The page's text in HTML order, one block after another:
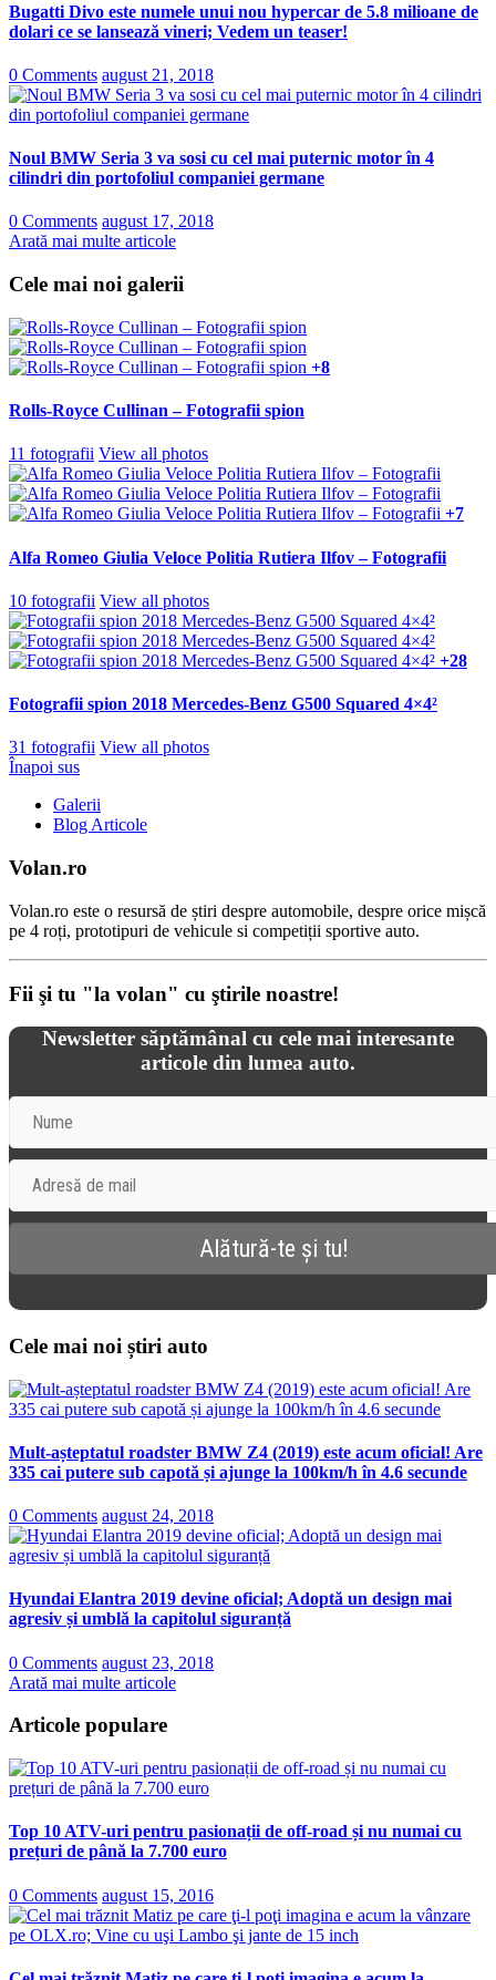
Bugatti Divo este numele unui nou hypercar de 5.8 milioane de
dolari ce se lansează vineri; Vedem un teaser!
0 Comments august 21, 2018
Noul BMW Seria 3 va sosi cu cel mai puternic motor în 4
cilindri din portofoliul companiei germane
0 Comments august 17, 2018
Arată mai multe articole
Cele mai noi galerii
+8
Rolls-Royce Cullinan – Fotografii spion
11 fotografii View all photos
+7
Alfa Romeo Giulia Veloce Politia Rutiera Ilfov – Fotografii
10 fotografii View all photos
+28
Fotografii spion 2018 Mercedes-Benz G500 Squared 4×4²
31 fotografii View all photos
Înapoi sus
Galerii
Blog Articole
Volan.ro
Volan.ro este o resursă de știri despre automobile, despre orice mișcă
pe 4 roți, prototipuri de vehicule si competiții sportive auto.
Fii şi tu "la volan" cu ştirile noastre!
Newsletter săptămânal cu cele mai interesante
articole din lumea auto.
Cele mai noi știri auto
Mult-așteptatul roadster BMW Z4 (2019) este acum oficial! Are
335 cai putere sub capotă și ajunge la 100km/h în 4.6 secunde
0 Comments august 24, 2018
Hyundai Elantra 2019 devine oficial; Adoptă un design mai
agresiv și umblă la capitolul siguranță
0 Comments august 23, 2018
Arată mai multe articole
Articole populare
Top 10 ATV-uri pentru pasionații de off-road și nu numai cu
prețuri de până la 7.700 euro
0 Comments august 15, 2016